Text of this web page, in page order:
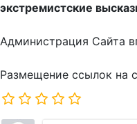
экстремистские
Администрация Сайта
Размещение ссылок на